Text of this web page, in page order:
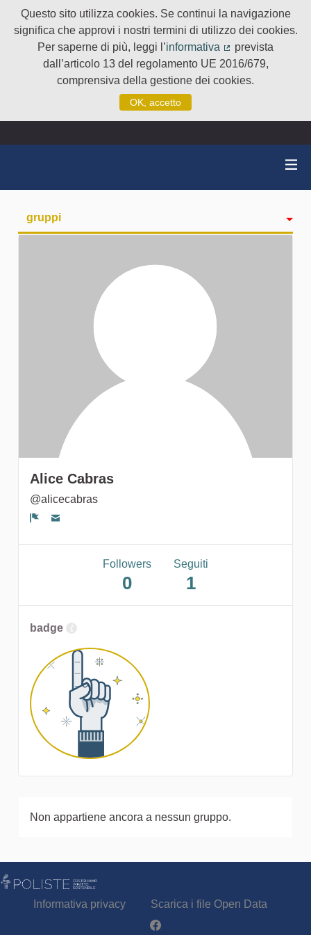
Questo sito utilizza cookies. Se continui la navigazione
significa che approvi i nostri termini di utilizzo dei cookies.
Per saperne di più, leggi l’informativa
(Collegamento
prevista
dall’articolo 13 del regolamento UE 2016/679,
comprensiva della gestione dei cookies.
OK, accetto
gruppi
Alice Cabras
@alicecabras
Followers
0
Seguiti
1
badge
Non appartiene ancora a nessun gruppo.
Informativa privacy
Scarica i file Open Data
Partecipa - Poliste su Facebook